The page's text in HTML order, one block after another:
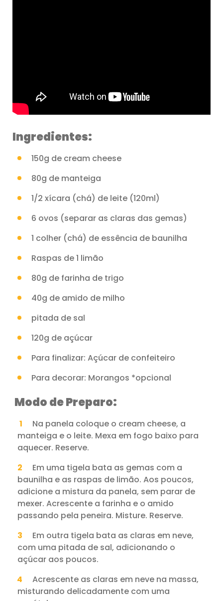
Ingredientes:
150g de cream cheese
80g de manteiga
1/2 xícara (chá) de leite (120ml)
6 ovos (separar as claras das gemas)
1 colher (chá) de essência de baunilha
Raspas de 1 limão
80g de farinha de trigo
40g de amido de milho
pitada de sal
120g de açúcar
Para finalizar: Açúcar de confeiteiro
Para decorar: Morangos *opcional
Modo de Preparo:
Na panela coloque o cream cheese, a
manteiga e o leite. Mexa em fogo baixo para
aquecer. Reserve.
Em uma tigela bata as gemas com a
baunilha e as raspas de limão. Aos poucos,
adicione a mistura da panela, sem parar de
mexer. Acrescente a farinha e o amido
passando pela peneira. Misture. Reserve.
Em outra tigela bata as claras em neve,
com uma pitada de sal, adicionando o
açúcar aos poucos.
Acrescente as claras em neve na massa,
misturando delicadamente com uma